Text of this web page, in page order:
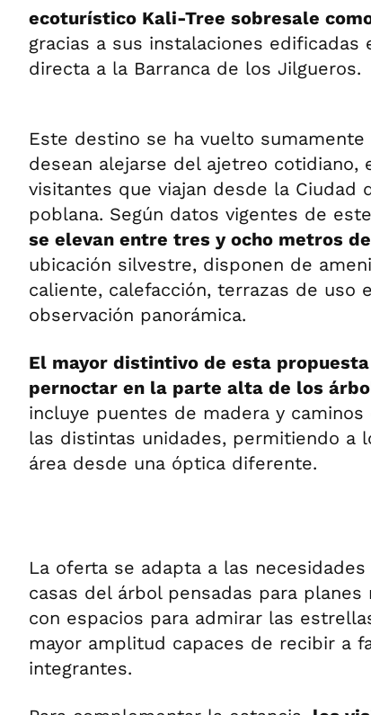
ecoturístico Kali-Tree sobresale
gracias a sus instalaciones edificadas
directa a la Barranca de los Jilgueros.
Este destino se ha vuelto
desean alejarse del ajetreo cotidiano,
visitantes que viajan desde la Ciudad
poblana. Según datos vigentes de
se elevan entre tres y ocho metros
ubicación silvestre, disponen de
caliente, calefacción, terrazas de uso
observación panorámica.
El mayor distintivo de esta
pernoctar en la parte alta de los
incluye puentes de madera y
las distintas unidades, permitiendo a
área desde una óptica diferente.
La oferta se adapta a las
casas del árbol pensadas para
con espacios para admirar las
mayor amplitud capaces de recibir a
integrantes.